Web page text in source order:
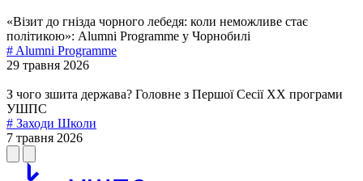
«Візит до гнізда чорного лебедя: коли неможливе стає
політикою»: Alumni Programme у Чорнобилі
# Alumni Programme
29 травня 2026
З чого зшита держава? Головне з Першої Сесії ХХ програми
УШПС
# Заходи Школи
7 травня 2026